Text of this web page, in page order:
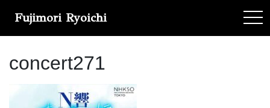
Fujimori Ryoichi
concert271